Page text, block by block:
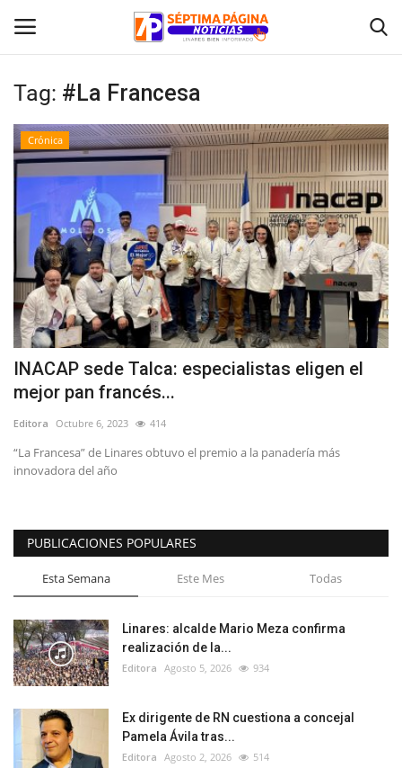
Inicio
Crónica
Policial
Tribunales
Deporte
Política
Espectáculos
Tag: #La Francesa
Crónica
INACAP sede Talca: especialistas eligen el
mejor pan francés...
Editora Octubre 6, 2023 414
“La Francesa” de Linares obtuvo el premio a la panadería más
innovadora del año
PUBLICACIONES POPULARES
Esta Semana Este Mes Todas
Linares: alcalde Mario Meza confirma
realización de la...
Editora Agosto 5, 2026 934
Ex dirigente de RN cuestiona a concejal
Pamela Ávila tras...
Editora Agosto 2, 2026 514